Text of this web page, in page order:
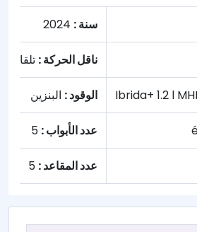
سنة :
ناقل الحركة : تلقائي
الوقود : البنزين
عدد الأبواب :
عدد المقاعد :